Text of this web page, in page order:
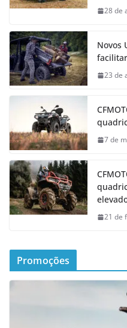
28 de
Novos
23 de
7 de
21 de
Promoções